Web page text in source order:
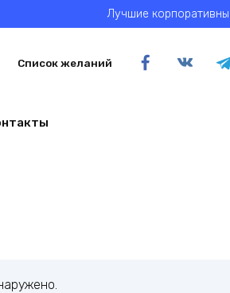
Лучшие
Список желаний